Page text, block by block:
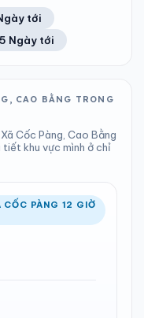
mưa
hPa
thường
lượng
năng mưa
độ gió
NHÌN
hPa
thường
mưa
tới
Ngày tới
CAO BẰNG TRONG
Cốc Pàng, Cao Bằng
tiết khu vực mình ở chỉ
CỐC PÀNG 12 GIỜ